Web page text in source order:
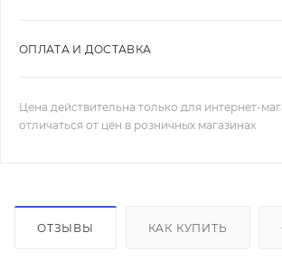
ОПЛАТА И ДОСТАВКА
Цена действительна только для интернет-
отличаться от цен в розничных магазинах
ОТЗЫВЫ КАК КУПИТЬ